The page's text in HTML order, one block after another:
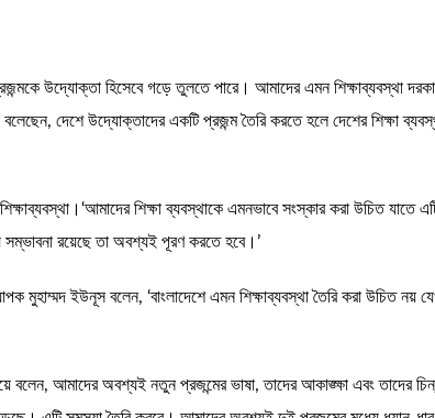
উদ্যোক্তা হিসেবে গড়ে তুলতে পারে। আমাদের এমন শিক্ষাব্যবস্থা
দেশে উদ্যোক্তাদের একটি প্রজন্ম তৈরি করতে হলে দেশের শিক্ষা
শিক্ষা ব্যবস্থাকে এমনভাবে সংস্কার করা উচিত
সম্ভাবনা রয়েছে তা অবশ্যই পূরণ করতে হবে।’
মুহাম্মদ ইউনূস বলেন, ‘বাংলাদেশে এমন শিক্ষাব্যবস্থা তৈরি করা উচিত নয়
বলেন, আমাদের অবশ্যই নতুন প্রজন্মের ভাষা, তাদের আকাঙ্ক্ষা এবং তাদের